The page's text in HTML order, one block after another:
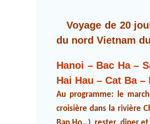
Voyage de 20
du nord Vietnam
Hanoi – Bac Ha –
Hai Hau – Cat Ba –
Au programme: le
croisière dans la rivière